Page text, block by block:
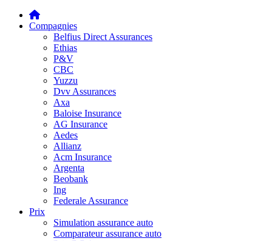
Compagnies
Belfius Direct Assurances
Ethias
P&V
CBC
Yuzzu
Dvv Assurances
Axa
Baloise Insurance
AG Insurance
Aedes
Allianz
Acm Insurance
Argenta
Beobank
Ing
Federale Assurance
Prix
Simulation assurance auto
Comparateur assurance auto